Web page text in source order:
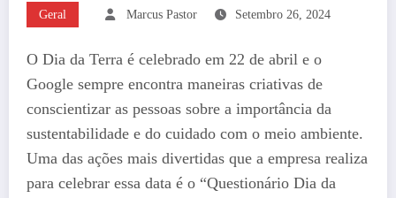
Geral Marcus Pastor Setembro 26, 2024
O Dia da Terra é celebrado em 22 de abril e o
Google sempre encontra maneiras criativas de
conscientizar as pessoas sobre a importância da
sustentabilidade e do cuidado com o meio ambiente.
Uma das ações mais divertidas que a empresa realiza
para celebrar essa data é o “Questionário Dia da